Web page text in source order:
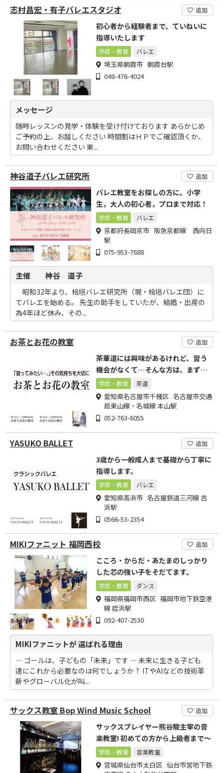
志村昌宏・有子バレエスタジオ 追加
初心者から経験者まで、ていねいに
指導いたします
学校・教育 バレエ
埼玉県朝霞市 朝霞台駅
048-476-4024
メッセージ
随時レッスンの見学・体験を受け付けております あらかじめ
ご予約の上、お越しください 時間割はＨＰでご確認頂くか、
お問い合わせください 東...
神谷道子バレエ研究所 追加
バレエ教室をお探しの方に。小学
生，大人の初心者，プロまで対応！
学校・教育 バレエ
京都府長岡京市 阪急京都線 西向日
駅
075-953-7688
主催 神谷 道子
昭和32年より、桧垣バレエ研究所（現・桧垣バレエ団）に
てバレエを始める。 先生の助手をしていたが、結婚・出産の
為4年ほど休み、その...
お茶とお花の教室 追加
茶華道には興味があるけれど、習う
機会がなくて…そんな方は、まず体
験はいかがですか?
学校・教育 茶道
愛知県名古屋市千種区 名古屋市交通
局東山線・名城線 本山駅
052-763-6055
YASUKO BALLET 追加
3歳から一般成人まで基礎から丁寧に
指導します。
学校・教育 バレエ
愛知県高浜市 名古屋鉄道三河線 吉
浜駅
0566-53-2354
MIKIファニット 福岡西校 追加
こころ・からだ・あたまのしっかり
した芯の強い子をそだてます。
学校・教育 ダンス
福岡県福岡市西区 福岡市地下鉄空港
線 姪浜駅
092-407-2530
MIKIファニットが 選ばれる理由
― ゴールは、子どもの「未来」です ― 未来に生きる子ども
達にこれから必要なのは何でしょうか？ ITやAIなどの技術革
新やグローバル化が叫...
サックス教室 Bop Wind Music School 追加
サックスプレイヤー熊谷駿主宰の音
楽教室! 初めての方から上級者まで～
学校・教育 音楽教室
宮城県仙台市太白区 仙台市営地下鉄